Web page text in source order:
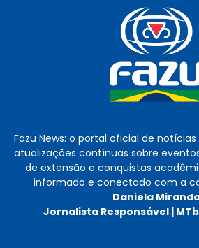
Fazu News: o portal oficial de
atualizações contínuas sobre
de extensão e conquistas
informado e conectado com a
Daniela
Jornalista Responsável |